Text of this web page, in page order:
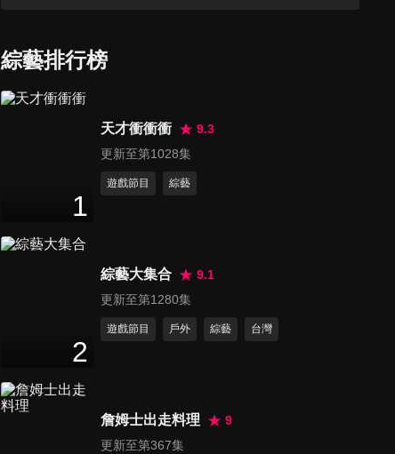
第520集 正確使用化妝保養品
47分鐘
第522集 頭皮照顧好 禿頭掉髮
47 分鐘
47分鐘
綜藝排行榜
1
天才衝衝衝
9.3
更新至第1028集
遊戲節目 綜藝
2
綜藝大集合
9.1
更新至第1280集
遊戲節目 戶外 綜藝 台灣
詹姆士出走料理
9
更新至第367集